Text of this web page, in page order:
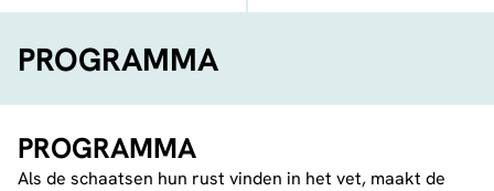
PROGRAMMA
PROGRAMMA
Als de schaatsen hun rust vinden in het vet, maakt de